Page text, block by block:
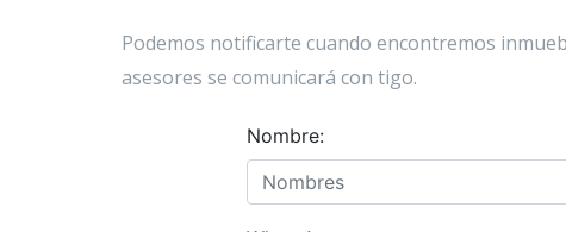
Podemos notificarte cuando encontremos
asesores se comunicará con tigo.